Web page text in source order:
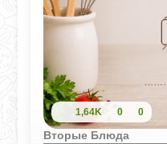
1,64K 0 0
Вторые Блюда